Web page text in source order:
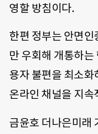
영할 방침이다.
한편 정부는 안면
만 우회해 개통하는
용자 불편을 최소
온라인 채널을 지
금윤호 더나은미래